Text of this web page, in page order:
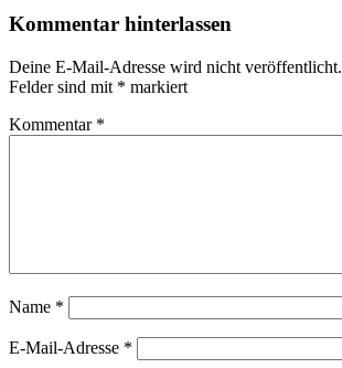
Kommentar hinterlassen
Deine E-Mail-Adresse wird nicht veröffentlicht.
Felder sind mit * markiert
Kommentar *
Name *
E-Mail-Adresse *